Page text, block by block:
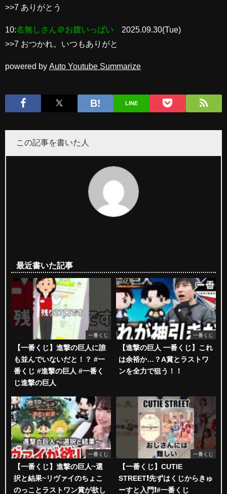
>>7 ありがとう
10:名無しさん＠お腹いっぱい
2025.09.30(Tue)
>>7 おつかれ。いつもありがと
powered by Auto Youtube Summarize
LINE
この記事を書いた人
最近書いた記事
一番くじ
【一番くじ】進撃の巨人に誰
も並んでいないだと！？ #一
番くじ #進撃の巨人 #一番く
じ進撃の巨人
一番くじ
【進撃の巨人 一番くじ】これ
は余裕か…？A賞とラストワ
ンを全力で狙う！！
一番くじ
【一番くじ】進撃の巨人~選
択と結果~リヴァイのちょこ
のっことラストワン賞が欲し
一番くじ
【一番くじ】CUTIE
STREET❗️先ずはくじからきゅ
ーすと入門❗️#一番くじ